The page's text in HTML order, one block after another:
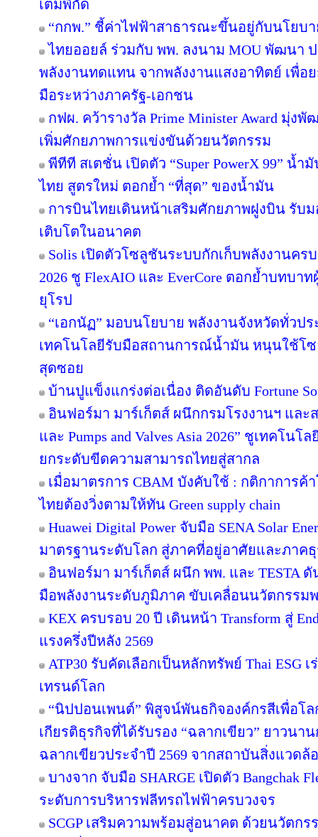
เต็มพิกัด
“กกพ.” ชี้ค่าไฟฟ้าสาธารณะขึ้นอยู่กับนโยบา
ไทยออยล์ ร่วมกับ พพ. ลงนาม MOU พัฒนา
พลังงานทดแทน จากพลังงานแสงอาทิตย์ เพื่อ
มือระหว่างภาครัฐ-เอกชน
กฟผ. คว้ารางวัล Prime Minister Award มุ่ง
เพิ่มศักยภาพการแข่งขันด้วยนวัตกรรม
พีทีที สเตชั่น เปิดตัว “Super PowerX 99” น้
ไทย สูตรใหม่ ตอกย้ำ “ที่สุด” ของน้ำมัน
การบินไทยเดินหน้าเสริมศักยภาพฝูงบิน รับม
เติบโตในอนาคต
Solis เปิดตัวโซลูชันระบบกักเก็บพลังงานครบ
2026 ชู FlexAIO และ EverCore ตอกย้ำบทบา
ยุโรป
“เอกนัฏ” มอบนโยบาย พลังงานจังหวัดทั่ว
เทคโนโลยีรับมือสถานการณ์น้ำมัน หนุนใช้โซ
สุดซอย
บ้านปูแข็งแกร่งต่อเนื่อง ติดอันดับ Fortune
อินฟอร์มา มาร์เก็ตส์ ผนึกกรมโรงงานฯ และ
และ Pumps and Valves Asia 2026” ชูเทคโน
ยกระดับขีดความสามารถไทยสู่สากล
เมื่อมาตรการ CBAM บังคับใช้ : กติกาการค้
ไทยต้องวิ่งตามให้ทัน Green supply chain
Huawei Digital Power จับมือ SENA Solar
มาตรฐานระดับโลก สู่ภาคที่อยู่อาศัยและภาค
อินฟอร์มา มาร์เก็ตส์ ผนึก พพ. และ TESTA ดั
มือพลังงานระดับภูมิภาค ขับเคลื่อนนวัตกรรม
KEX ครบรอบ 20 ปี เดินหน้า Transform สู่
แรงครึ่งปีหลัง 2569
ATP30 รับคัดเลือกเป็นหลักทรัพย์ Thai ESG เ
เทรนด์โลก
“นิปปอนเพนต์” พิสูจน์พันธกิจองค์กรสีเพื่อโ
เกียรติธุรกิจที่ได้รับรอง “ฉลากเขียว” ยาวนา
ฉลากเขียวประจำปี 2569 จากสถาบันสิ่งแวดล้
บางจาก จับมือ SHARGE เปิดตัว Bangchak
ระดับการบริหารฟลีทรถไฟฟ้าครบวงจร
SCGP เสริมความพร้อมสู่อนาคต ด้วยนวัตก